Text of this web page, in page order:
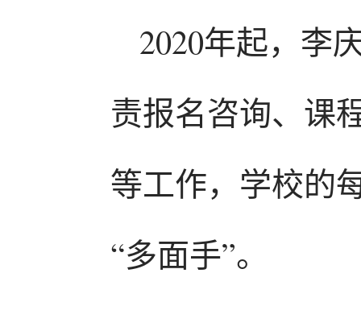
2020年起，李
责报名咨询、课
等工作，学校的
“多面手”。